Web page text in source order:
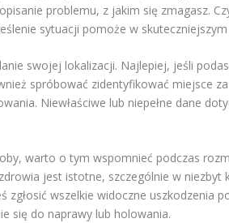
problemu, z jakim się zmagasz.
sytuacji pomoże w
swojej lokalizacji. Najlepiej, jeśli
spróbować zidentyfikować miejsce
Niewłaściwe lub niepełne dane
warto o tym wspomnieć podczas
jest istotne, szczególnie w
zgłosić wszelkie widoczne
się do naprawy lub holowania.